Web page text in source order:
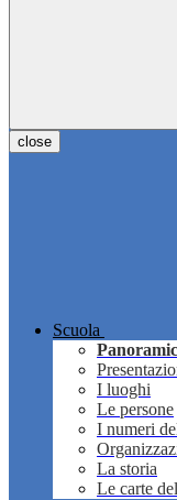
close
Scuola
I luoghi
Le persone
I numeri
La storia
Le carte